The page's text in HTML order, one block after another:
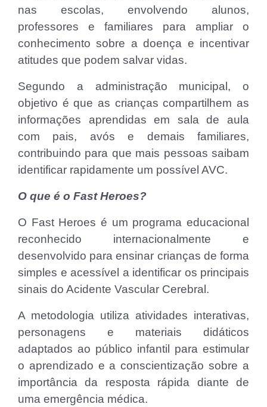
nas escolas, envolvendo alunos,
professores e familiares para ampliar o
conhecimento sobre a doença e incentivar
atitudes que podem salvar vidas.
Segundo a administração municipal, o
objetivo é que as crianças compartilhem as
informações aprendidas em sala de aula
com pais, avós e demais familiares,
contribuindo para que mais pessoas saibam
identificar rapidamente um possível AVC.
O que é o Fast Heroes?
O Fast Heroes é um programa educacional
reconhecido internacionalmente e
desenvolvido para ensinar crianças de forma
simples e acessível a identificar os principais
sinais do Acidente Vascular Cerebral.
A metodologia utiliza atividades interativas,
personagens e materiais didáticos
adaptados ao público infantil para estimular
o aprendizado e a conscientização sobre a
importância da resposta rápida diante de
uma emergência médica.